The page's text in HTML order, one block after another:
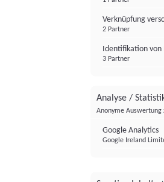
Verknüpfung
2 Partner
Identifikation
3 Partner
Analyse /
Anonyme
Google Analytics
Google Ireland